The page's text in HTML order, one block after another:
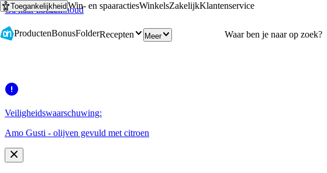
Ga naar hoofdinhoud
Ga naar zoeken
ToegankelijkheidWin- en spaaractiesWinkelsZakelijkKlantenservice
ProductenBonusFolderRecepten Meer
Veiligheidswaarschuwing:
Amo Gusti - olijven gevuld met citroen